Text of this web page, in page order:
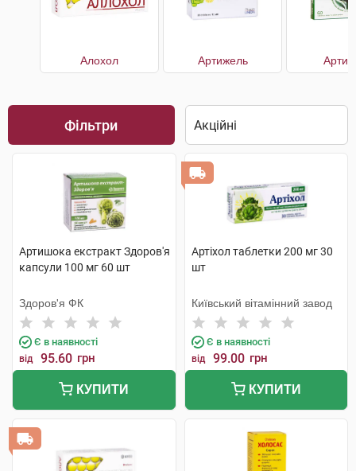
Алохол Артижель
Фільтри
Артишока екстракт Здоров'я
капсули 100 мг 60 шт
Здоров'я ФК
Є в наявності
від 95.60 грн
КУПИТИ
Артіхол таблетки 200 мг 30
шт
Київський вітамінний завод
Є в наявності
від 99.00 грн
КУПИТИ